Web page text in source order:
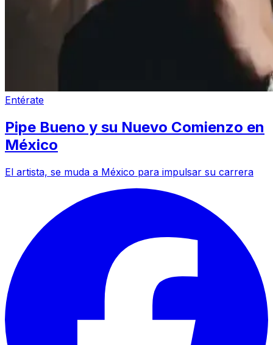
Entérate
Pipe Bueno y su Nuevo Comienzo en
México
El artista, se muda a México para impulsar su carrera